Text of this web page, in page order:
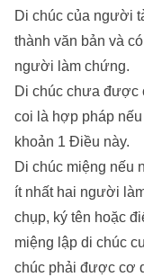
Di chúc của người
thành văn bản và
người làm chứng.
Di chúc chưa được
coi là hợp pháp
khoản 1 Điều này.
Di chúc miệng nếu
ít nhất hai người
chụp, ký tên hoặc
miệng lập di chúc
chúc phải được cơ